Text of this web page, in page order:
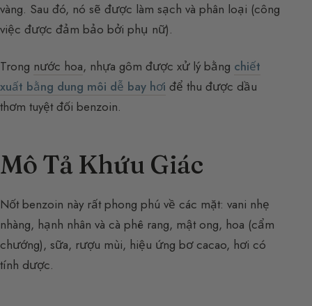
vàng. Sau đó, nó sẽ được làm sạch và phân loại (công
việc được đảm bảo bởi phụ nữ).
Trong nước hoa, nhựa gôm được xử lý bằng chiết
xuất bằng dung môi dễ bay hơi để thu được dầu
thơm tuyệt đối benzoin.
Mô Tả Khứu Giác
Nốt benzoin này rất phong phú về các mặt: vani nhẹ
nhàng, hạnh nhân và cà phê rang, mật ong, hoa (cẩm
chướng), sữa, rượu mùi, hiệu ứng bơ cacao, hơi có
tính dược.